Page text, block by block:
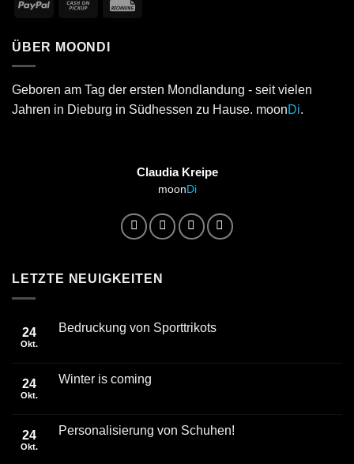
ÜBER MOONDI
Geboren am Tag der ersten Mondlandung - seit vielen
Jahren in Dieburg in Südhessen zu Hause. moonDi.
Claudia Kreipe
moonDi
LETZTE NEUIGKEITEN
24
Okt.
Bedruckung von Sporttrikots
24
Okt.
Winter is coming
24
Okt.
Personalisierung von Schuhen!